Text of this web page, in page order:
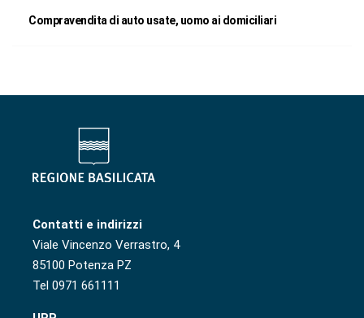
Compravendita di auto usate, uomo ai domiciliari
Contatti e indirizzi
Viale Vincenzo Verrastro, 4
85100 Potenza PZ
Tel 0971 661111